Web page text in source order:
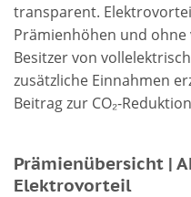
transparent.
Prämienhöhen und ohne
Besitzer von
zusätzliche Einnahmen
Beitrag zur CO₂-
Prämienübersicht |
Elektrovorteil